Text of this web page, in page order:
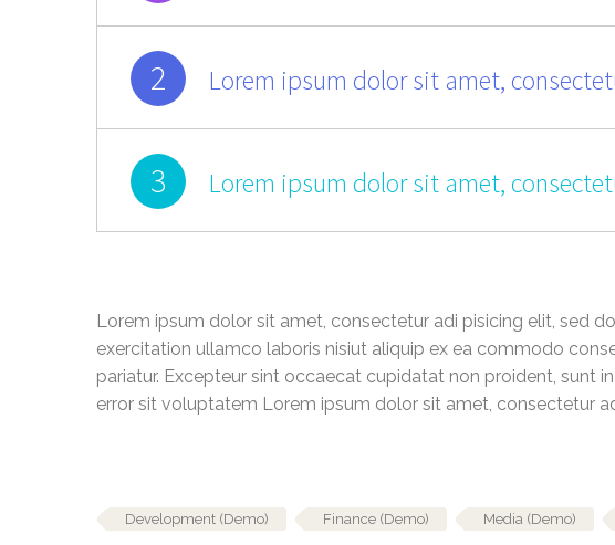
2 Lorem ipsum dolor sit amet,
3 Lorem ipsum dolor sit amet,
Lorem ipsum dolor sit amet, consectetur adi pisicing elit, sed
exercitation ullamco laboris nisiut aliquip ex ea commodo
pariatur. Excepteur sint occaecat cupidatat non proident, sunt
error sit voluptatem Lorem ipsum dolor sit amet, consectetur
Development (Demo) Finance (Demo) Media (Demo)